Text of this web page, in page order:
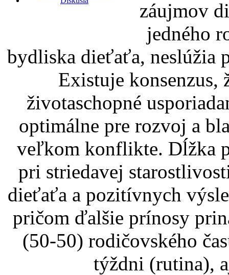
záujmov
jedného
bydliska dieťaťa, neslúžia
Existuje konsenzus,
životaschopné
optimálne pre rozvoj a
veľkom konflikte. Dĺžka
pri striedavej
dieťaťa a pozitívnych
pričom ďalšie prínosy
(50-50) rodičovského
týždni (rutina),